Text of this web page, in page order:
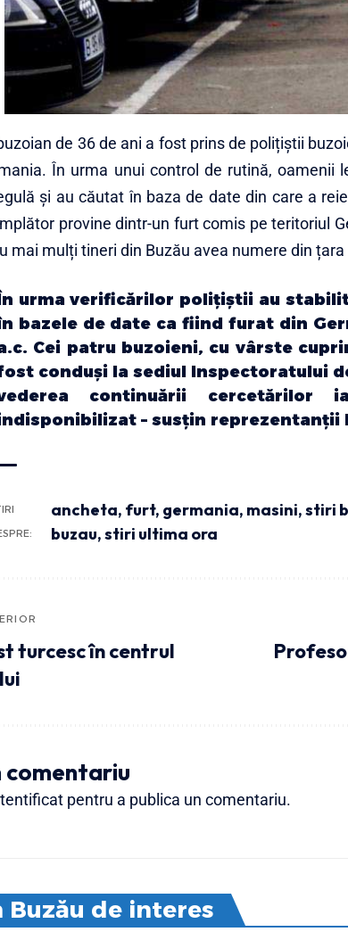
de 36 de ani a fost prins de polițiștii
În urma unui control de rutină, oamenii
și au căutat în baza de date din care a
provine dintr-un furt comis pe teritoriul
mai mulți tineri din Buzău avea numere din
urma verificărilor polițiștii au
bazele de date ca fiind furat din
Cei patru buzoieni, cu vârste
conduși la sediul Inspectoratului
continuării cercetărilor
– susțin reprezentanții
ancheta, furt, germania, masini,stiri
buzau,stiri ultima ora
turcesc în centrul
comentariu
pentru a publica un comentariu.
de interes